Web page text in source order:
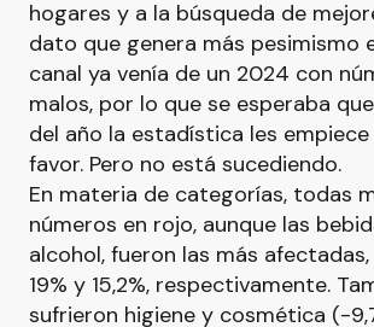
hogares y a la búsqueda de
dato que genera más pesimismo
canal ya venía de un 2024 con
malos, por lo que se esperaba
del año la estadística les empiece
favor. Pero no está sucediendo.
En materia de categorías, todas
números en rojo, aunque las
alcohol, fueron las más
19% y 15,2%, respectivamente.
sufrieron higiene y cosmética (-